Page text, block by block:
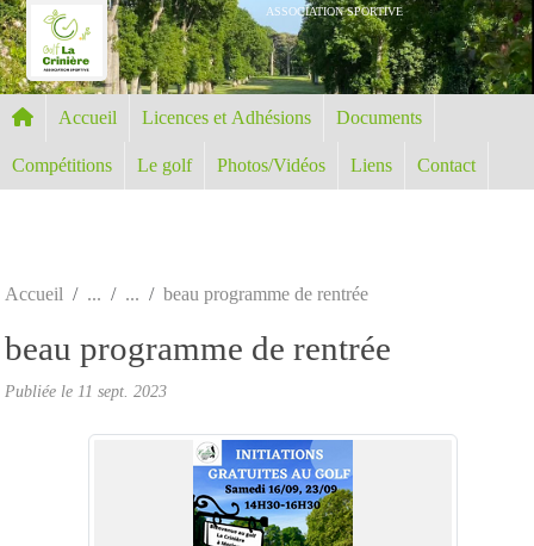
ASSOCIATION SPORTIVE
Accueil Licences et Adhésions Documents
Compétitions Le golf Photos/Vidéos Liens Contact
Accueil beau programme de rentrée
beau programme de rentrée
Publiée le 11 sept. 2023
Panneau de gestion des cookies